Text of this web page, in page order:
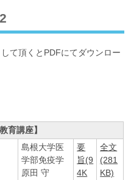
て頂くとPDFにてダウンロー
育講座】
島根大学医
学部免疫学
原田 守
要
旨(9
4K
全文
(281
KB)